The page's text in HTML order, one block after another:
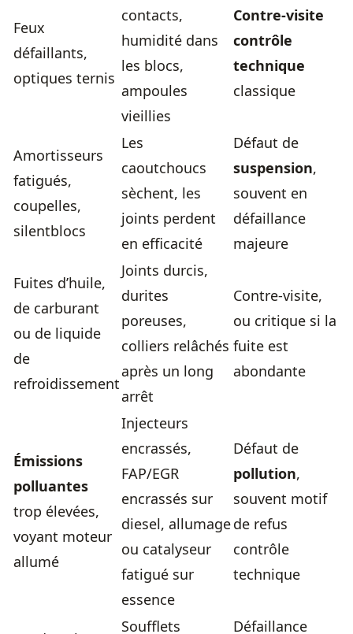
Feux
défaillants,
optiques ternis
contacts,
humidité dans
les blocs,
ampoules
vieillies
Contre-visite
contrôle
technique
classique
Amortisseurs
fatigués,
coupelles,
silentblocs
Les
caoutchoucs
sèchent, les
joints perdent
en efficacité
Défaut de
suspension,
souvent en
défaillance
majeure
Fuites d’huile,
de carburant
ou de liquide
de
refroidissement
Joints durcis,
durites
poreuses,
colliers relâchés
après un long
arrêt
Contre-visite,
ou critique si la
fuite est
abondante
Émissions
polluantes
trop élevées,
voyant moteur
allumé
Injecteurs
encrassés,
FAP/EGR
encrassés sur
diesel, allumage
ou catalyseur
fatigué sur
essence
Défaut de
pollution,
souvent motif
de refus
contrôle
technique
Soufflets
Défaillance